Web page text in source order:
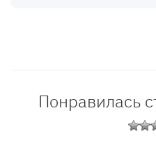
Понравилась